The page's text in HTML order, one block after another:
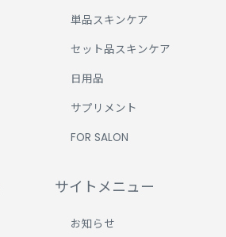
単品スキンケア
セット品スキンケア
日用品
サプリメント
FOR SALON
サイトメニュー
お知らせ